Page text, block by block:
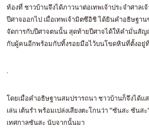
ท้องที่ ชาวบ้านจึงได้ภาวนาต่อเทพเจ้าประจำศาล
ปีศาจออกไป เมื่อเทพเจ้ามิตซึอิชิ ได้ยินคำอธิษฐาน
จัดการกับปีศาจตนนั้น สุดท้ายปีศาจได้ให้คำมั่นสั
กับผู้คนอีกพร้อมกับทิ้งรอยมือไว้บนโขดหินที่ตั้งอยู่
.
โดยเมื่อคำอธิษฐานสมปรารถนา ชาวบ้านก็จึงได้แ
เล่น เต้นรำ พร้อมเปล่งเสียงตะโกนว่า "ซันสะ ซันส
เทศกาลซันสะ นับจากนั้นมา